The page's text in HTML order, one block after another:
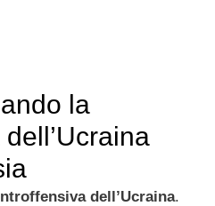
la
dell’Ucraina.